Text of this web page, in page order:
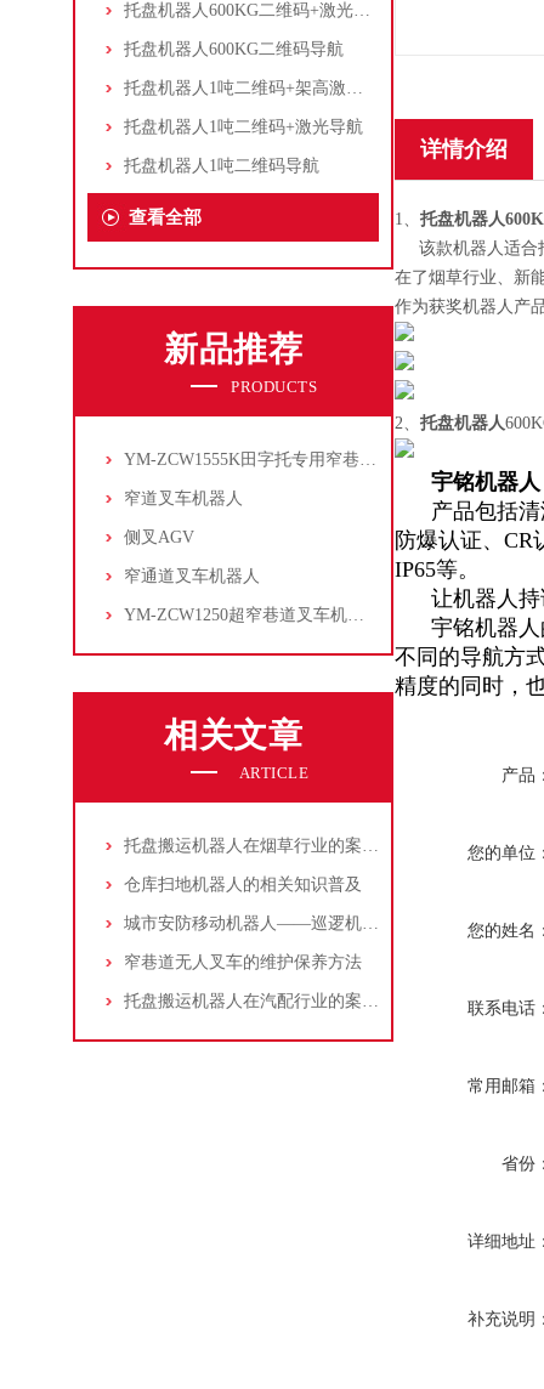
托盘机器人600KG二维码+激光导航
托盘机器人600KG二维码导航
托盘机器人1吨二维码+架高激光导航
托盘机器人1吨二维码+激光导航
托盘机器人1吨二维码导航
查看全部
新品推荐
PRODUCTS
YM-ZCW1555K田字托专用窄巷道叉车机器人
窄道叉车机器人
侧叉AGV
窄通道叉车机器人
YM-ZCW1250超窄巷道叉车机器人
相关文章
ARTICLE
托盘搬运机器人在烟草行业的案例分享
仓库扫地机器人的相关知识普及
城市安防移动机器人——巡逻机器人
窄巷道无人叉车的维护保养方法
托盘搬运机器人在汽配行业的案例分享
详情介绍
1、 托盘机器人
该款机器人适合
在了烟草行业、新
作为获奖机器人产
2、 托盘机器人
宇铭机器人
产品包括清
防爆认证、
IP65等。
让机器人持
宇铭机器人
不同的导航方
精度的同时，
产品
您的单位
您的姓名
联系电话
常用邮箱
省份
详细地址
补充说明